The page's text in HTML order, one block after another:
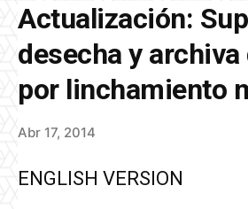
Actualización:
desecha y
por linchamiento
Abr 17, 2014
ENGLISH VERSION